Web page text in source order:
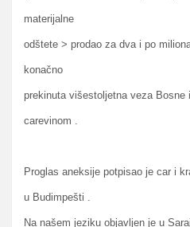
materijalne
odštete > prodao za dva i po
konačno
prekinuta višestoljetna veza Bosne
carevinom .
Proglas aneksije potpisao je car i
u Budimpešti .
Na našem jeziku objavljen je u